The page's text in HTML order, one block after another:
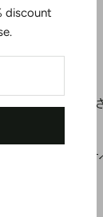
プは適切に評価
すか? また、
discount